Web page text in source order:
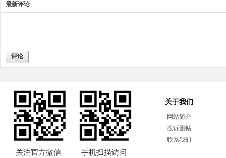
最新评论
评论
关注官方微信 手机扫描访问
关于我们
网站简介
投诉删帖
联系我们